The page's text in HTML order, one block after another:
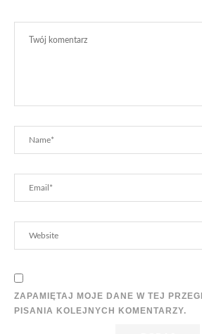
ZAPAMIĘTAJ MOJE DANE W TEJ
PISANIA KOLEJNYCH KOMENTARZY.